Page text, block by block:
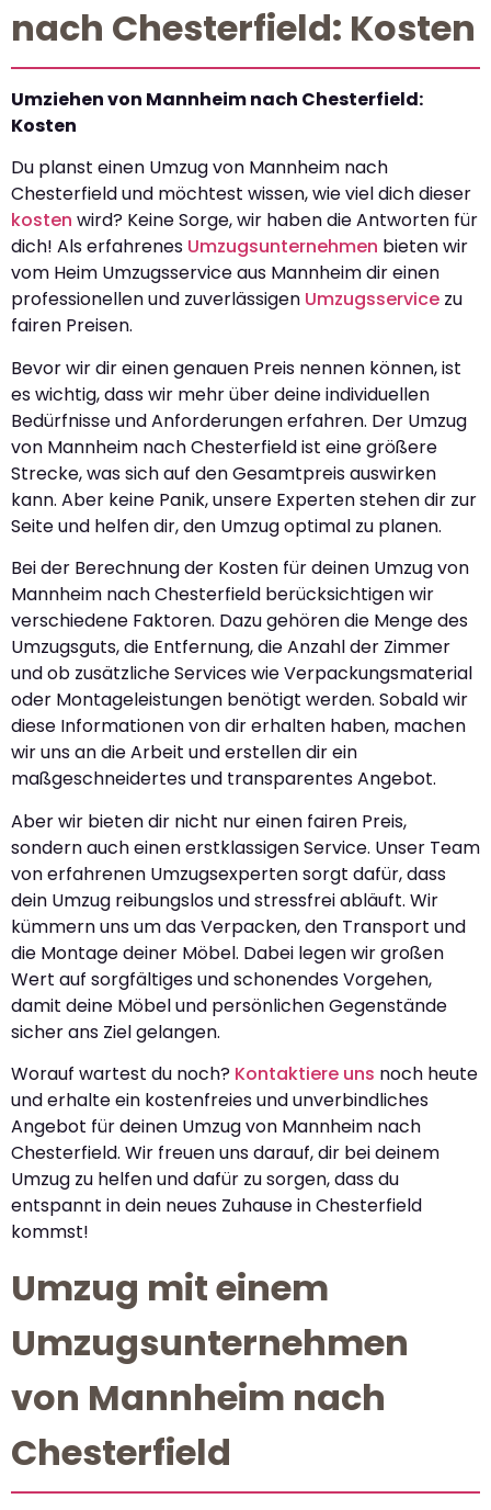
nach Chesterfield: Kosten
Umziehen von Mannheim nach Chesterfield:
Kosten
Du planst einen Umzug von Mannheim nach
Chesterfield und möchtest wissen, wie viel dich dieser
kosten wird? Keine Sorge, wir haben die Antworten für
dich! Als erfahrenes Umzugsunternehmen bieten wir
vom Heim Umzugsservice aus Mannheim dir einen
professionellen und zuverlässigen Umzugsservice zu
fairen Preisen.
Bevor wir dir einen genauen Preis nennen können, ist
es wichtig, dass wir mehr über deine individuellen
Bedürfnisse und Anforderungen erfahren. Der Umzug
von Mannheim nach Chesterfield ist eine größere
Strecke, was sich auf den Gesamtpreis auswirken
kann. Aber keine Panik, unsere Experten stehen dir zur
Seite und helfen dir, den Umzug optimal zu planen.
Bei der Berechnung der Kosten für deinen Umzug von
Mannheim nach Chesterfield berücksichtigen wir
verschiedene Faktoren. Dazu gehören die Menge des
Umzugsguts, die Entfernung, die Anzahl der Zimmer
und ob zusätzliche Services wie Verpackungsmaterial
oder Montageleistungen benötigt werden. Sobald wir
diese Informationen von dir erhalten haben, machen
wir uns an die Arbeit und erstellen dir ein
maßgeschneidertes und transparentes Angebot.
Aber wir bieten dir nicht nur einen fairen Preis,
sondern auch einen erstklassigen Service. Unser Team
von erfahrenen Umzugsexperten sorgt dafür, dass
dein Umzug reibungslos und stressfrei abläuft. Wir
kümmern uns um das Verpacken, den Transport und
die Montage deiner Möbel. Dabei legen wir großen
Wert auf sorgfältiges und schonendes Vorgehen,
damit deine Möbel und persönlichen Gegenstände
sicher ans Ziel gelangen.
Worauf wartest du noch? Kontaktiere uns noch heute
und erhalte ein kostenfreies und unverbindliches
Angebot für deinen Umzug von Mannheim nach
Chesterfield. Wir freuen uns darauf, dir bei deinem
Umzug zu helfen und dafür zu sorgen, dass du
entspannt in dein neues Zuhause in Chesterfield
kommst!
Umzug mit einem
Umzugsunternehmen
von Mannheim nach
Chesterfield